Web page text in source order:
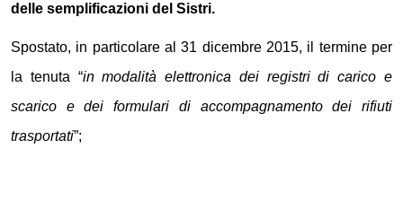
delle semplificazioni del Sistri.
Spostato, in particolare al 31 dicembre 2015, il termine per
la tenuta “in modalità elettronica dei registri di carico e
scarico e dei formulari di accompagnamento dei rifiuti
trasportati”;